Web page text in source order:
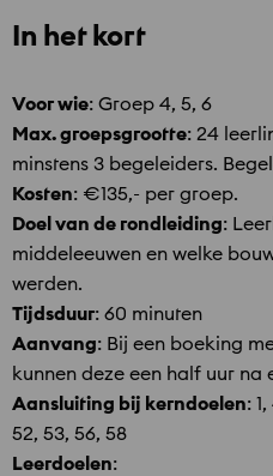
In het kort
Voor wie: Groep 4, 5, 6
Max. groepsgrootte: 24
minstens 3 begeleiders.
Kosten: €135,- per groep.
Doel van de rondleiding:
middeleeuwen en welke
werden.
Tijdsduur: 60 minuten
Aanvang: Bij een boeking
kunnen deze een half uur
Aansluiting bij kerndoelen:
52, 53, 56, 58
Leerdoelen: